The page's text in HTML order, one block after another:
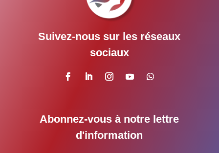
Suivez-nous sur les réseaux
sociaux
Abonnez-vous à notre lettre
d'information